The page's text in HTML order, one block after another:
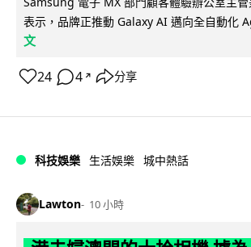
表示，品牌正推動 Galaxy AI 邁向全自動化
文
24 4 ↗ 分享
科技娛樂 生活娛樂 城中熱話
Lawton 10 小時